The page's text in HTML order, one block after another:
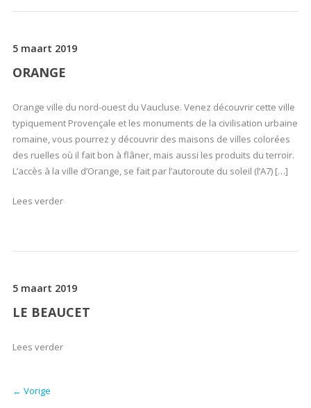
5 maart 2019
ORANGE
Orange ville du nord-ouest du Vaucluse. Venez découvrir cette ville
typiquement Provençale et les monuments de la civilisation urbaine
romaine, vous pourrez y découvrir des maisons de villes colorées
des ruelles où il fait bon à flâner, mais aussi les produits du terroir.
L’accès à la ville d’Orange, se fait par l’autoroute du soleil (l’A7) […]
Lees verder
5 maart 2019
LE BEAUCET
Lees verder
← Vorige